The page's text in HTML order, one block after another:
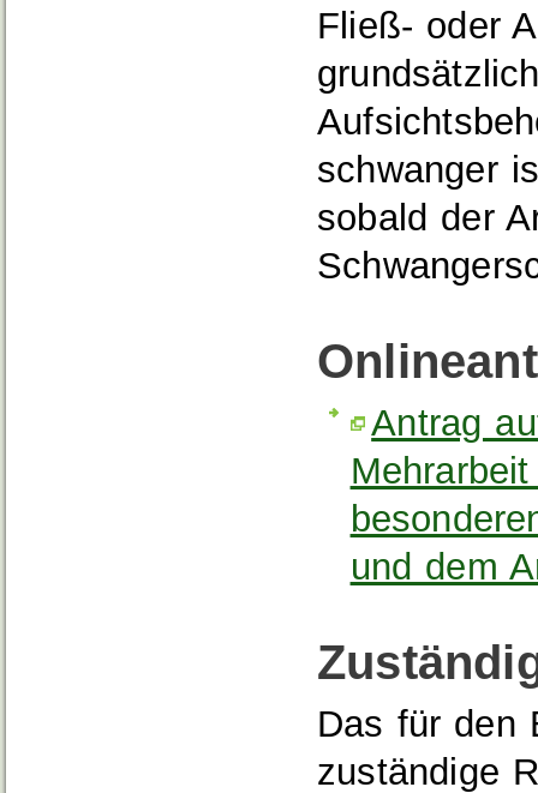
Fließ- oder
schwanger
sobald der
Antrag
und dem
Das für den
zuständige